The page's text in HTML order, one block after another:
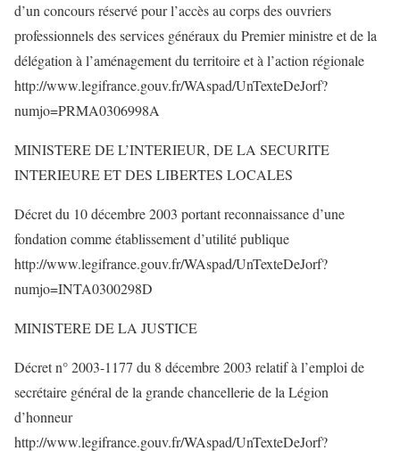
d’un concours réservé pour l’accès au corps des ouvriers
professionnels des services généraux du Premier ministre et de la
délégation à l’aménagement du territoire et à l’action régionale
http://www.legifrance.gouv.fr/WAspad/UnTexteDeJorf?
numjo=PRMA0306998A
MINISTERE DE L’INTERIEUR, DE LA SECURITE
INTERIEURE ET DES LIBERTES LOCALES
Décret du 10 décembre 2003 portant reconnaissance d’une
fondation comme établissement d’utilité publique
http://www.legifrance.gouv.fr/WAspad/UnTexteDeJorf?
numjo=INTA0300298D
MINISTERE DE LA JUSTICE
Décret n° 2003-1177 du 8 décembre 2003 relatif à l’emploi de
secrétaire général de la grande chancellerie de la Légion
d’honneur
http://www.legifrance.gouv.fr/WAspad/UnTexteDeJorf?